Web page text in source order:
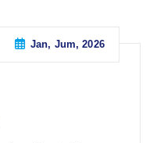
Jan, Jum, 2026